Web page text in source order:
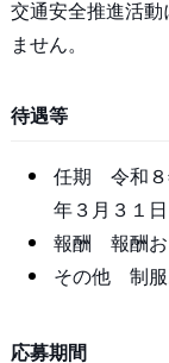
交通安全推進活
ません。
待遇等
任期 令和８
年３月３１日
報酬 報酬お
その他 制服
応募期間